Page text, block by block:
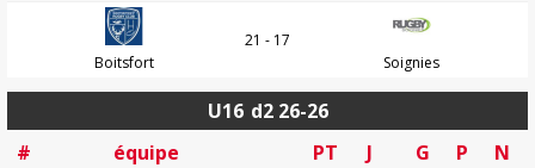
Boitsfort
21 - 17
Soignies
U16 d2 26-26
#
équipe PT J G P
N